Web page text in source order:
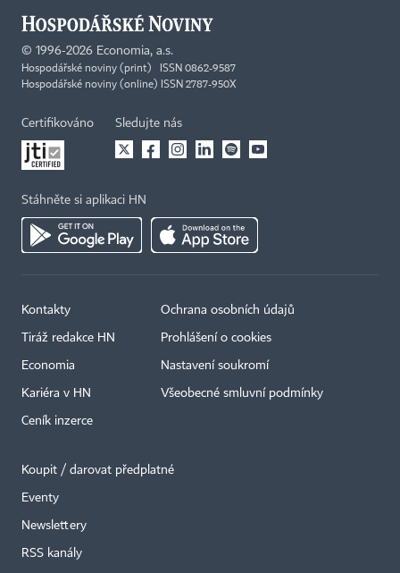
© 1996-2026 Economia, a.s.
Hospodářské noviny (print) ISSN 0862-9587
Hospodářské noviny (online) ISSN 2787-950X
Certifikováno Sledujte nás
Stáhněte si aplikaci HN
Kontakty
Tiráž redakce HN
Economia
Kariéra v HN
Ceník inzerce
Ochrana osobních údajů
Prohlášení o cookies
Nastavení soukromí
Všeobecné smluvní podmínky
Koupit / darovat předplatné
Eventy
Newslettery
RSS kanály